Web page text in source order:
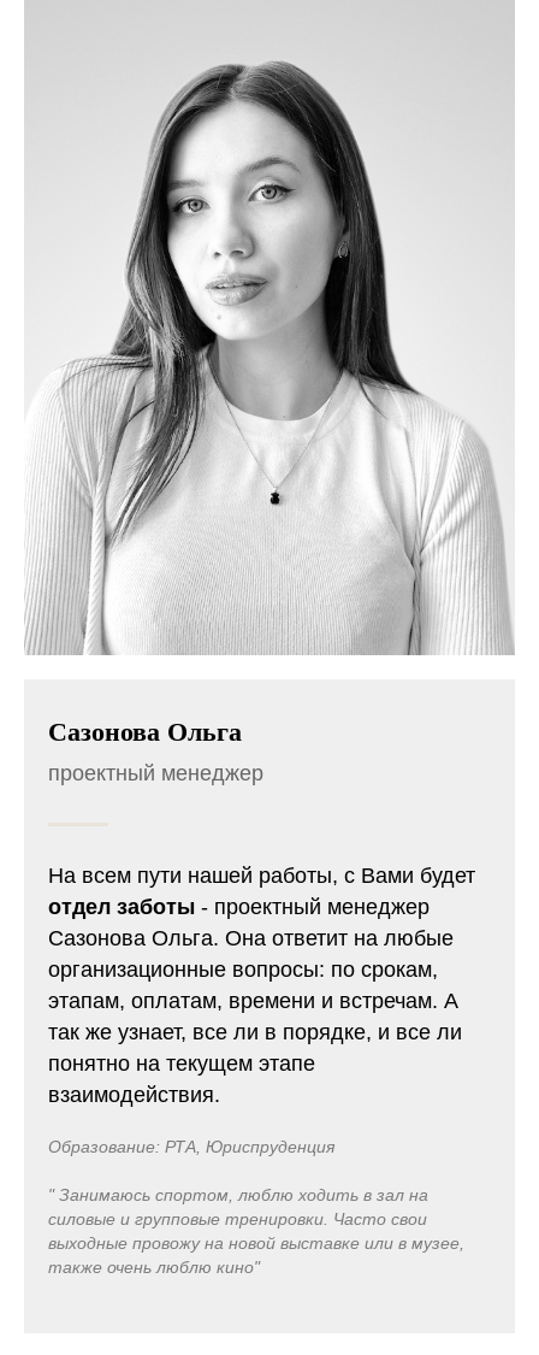
Сазонова Ольга
проектный менеджер
На всем пути нашей работы, с Вами будет
отдел заботы - проектный менеджер
Сазонова Ольга. Она ответит на любые
организационные вопросы: по срокам,
этапам, оплатам, времени и встречам. А
так же узнает, все ли в порядке, и все ли
понятно на текущем этапе
взаимодействия.
Образование: РТА, Юриспруденция
" Занимаюсь спортом, люблю ходить в зал на
силовые и групповые тренировки. Часто свои
выходные провожу на новой выставке или в музее,
также очень люблю кино"